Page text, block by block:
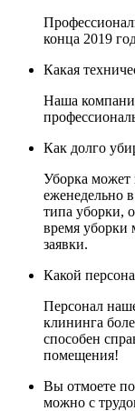
конца 2019
Какая
Наша
Как долго
Уборка может
еженедельно
типа уборки,
время уборки
заявки.
Какой
Персонал
клининга
способен
помещения!
Вы отмоете
можно с